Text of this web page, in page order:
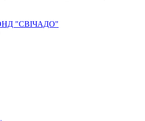
"СВІЧАДО"